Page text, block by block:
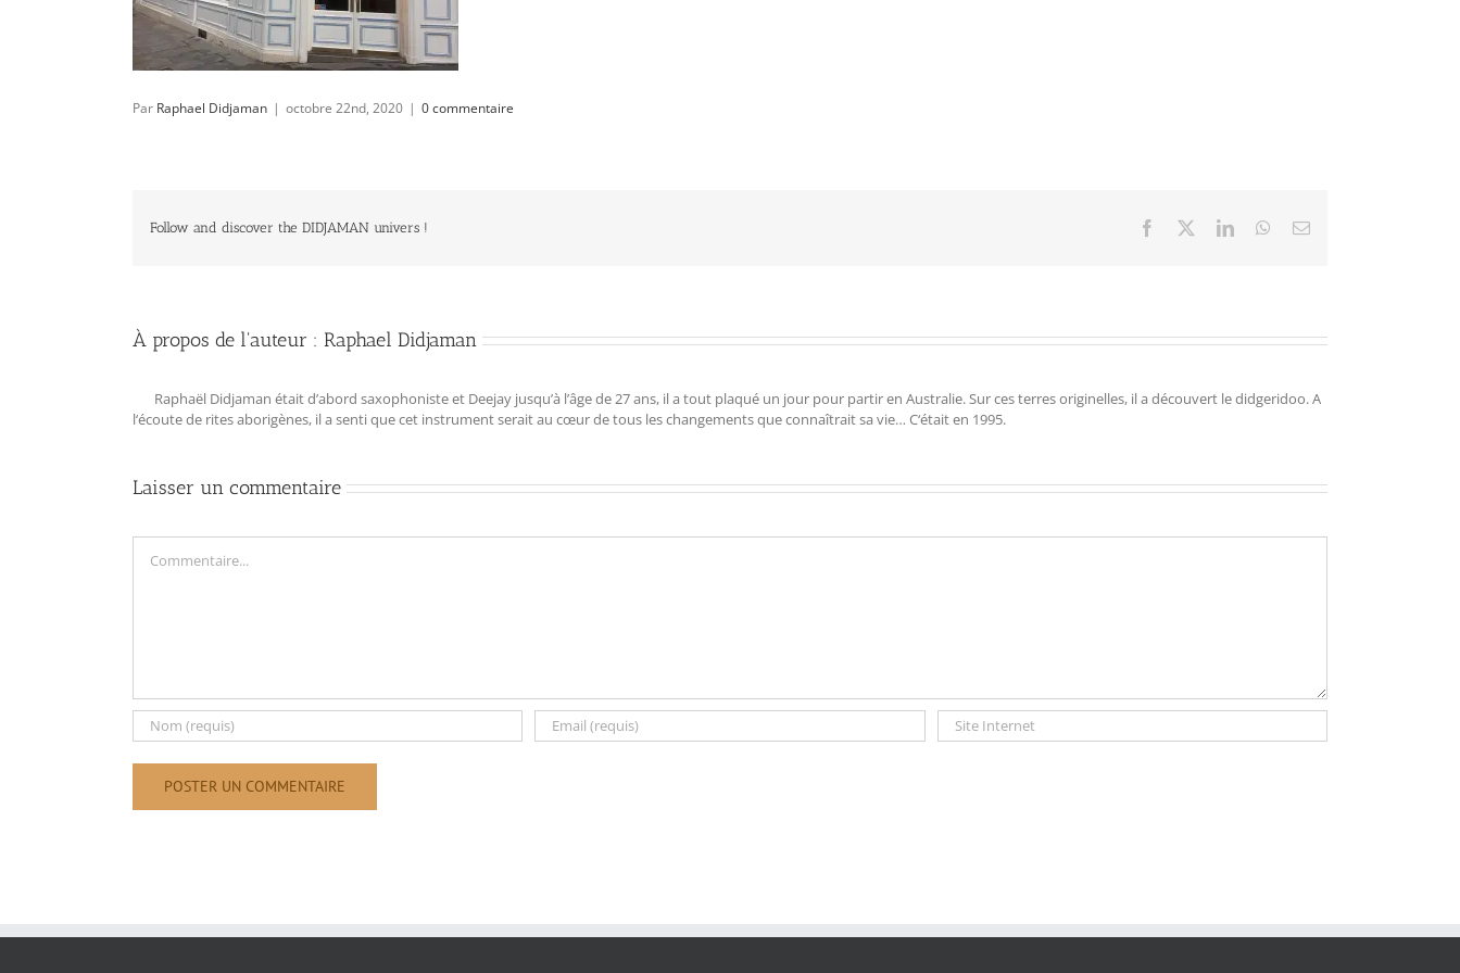
Par Raphael Didjaman | octobre 22nd, 2020 | 0 commentaire
Follow and discover the DIDJAMAN univers ! Facebook LinkedInWhatsApp
Email
À propos de l'auteur : Raphael Didjaman
Raphaël Didjaman était d’abord saxophoniste et Deejay jusqu’à l’âge de 27 ans, il a tout plaqué un jour pour partir en Australie. Sur ces terres originelles, il a découvert le didgeridoo. A
l‘écoute de rites aborigènes, il a senti que cet instrument serait au cœur de tous les changements que connaîtrait sa vie… C‘était en 1995.
Laisser un commentaire